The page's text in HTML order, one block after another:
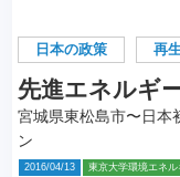
日本の政策 再
先進エネルギ
宮城県東松島市〜日本
ン
2016/04/13 東京大学環境エネ